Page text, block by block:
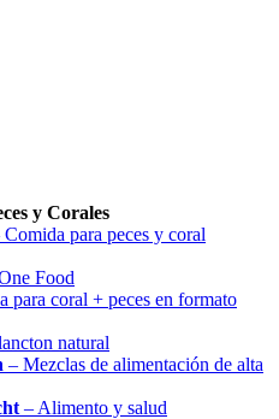
y Corales
Comida para peces y coral
Food
para coral + peces en formato
natural
– Mezclas de alimentación de alta
– Alimento y salud